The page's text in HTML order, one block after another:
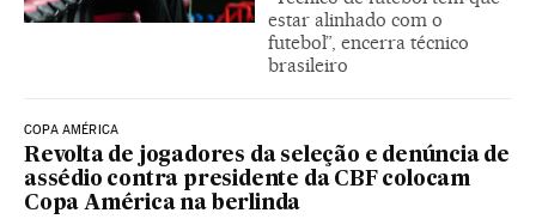
estar alinhado com o
futebol”, encerra técnico
brasileiro
COPA AMÉRICA
Revolta de jogadores da seleção e denúncia de
assédio contra presidente da CBF colocam
Copa América na berlinda